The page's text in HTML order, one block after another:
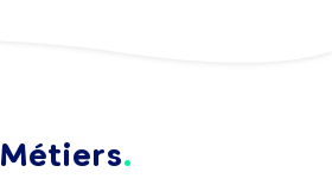
Métiers